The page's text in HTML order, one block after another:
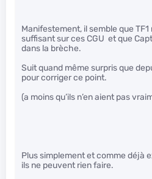
Manifestement, il semble que
suffisant sur ces CGU et que
dans la brèche.
Suit quand même surpris que
pour corriger ce point.
(a moins qu’ils n’en aient pas
Plus simplement et comme déjà
ils ne peuvent rien faire.